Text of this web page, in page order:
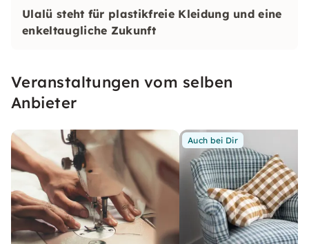
Ulalü steht für plastikfreie Kleidung und eine
enkeltaugliche Zukunft
Veranstaltungen vom selben
Anbieter
Auch bei Dir